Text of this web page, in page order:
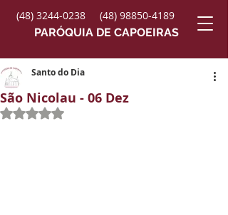
(48) 3244-0238
(48) 98850-4189
PARÓQUIA DE CAPOEIRAS
São Nicolau - 06 Dez
Santo do Dia
Avaliado com NaN de 5 estrelas.